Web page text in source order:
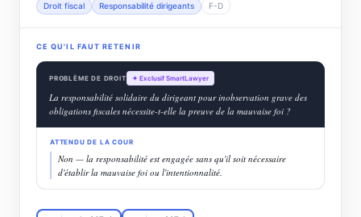
Droit fiscal Responsabilité dirigeants F-D
CE QU'IL FAUT RETENIR
PROBLÈME DE DROIT ✦ Exclusif SmartLawyer
La responsabilité solidaire du dirigeant pour inobservation grave des
obligations fiscales nécessite-t-elle la preuve de la mauvaise foi ?
ATTENDU DE LA COUR
Non — la responsabilité est engagée sans qu'il soit nécessaire
d'établir la mauvaise foi ou l'intentionnalité.